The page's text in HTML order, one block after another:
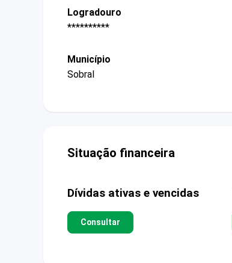
Logradouro
**********
Município
Sobral
Situação financeira
Dívidas ativas e vencidas
Consultar